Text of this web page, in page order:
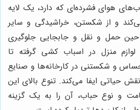
هوای فشرده‌ای که دارد، یک لایه
و از شکستن، خراشیدگی و سایر
حمل و نقل و جابجایی جلوگیری
منزل در اسباب کشی گرفته تا
و شکستنی در کارخانه‌ها و صنایع
حیاتی ایفا می‌کند. تنوع بالای این
و نوع حباب، آن را به یک گزینه